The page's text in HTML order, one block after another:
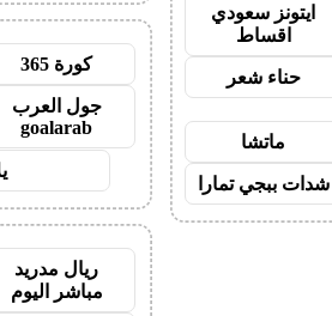
ايتونز سعودي
اقساط
حناء شعر
ماتشا
شدات ببجي تمارا
كورة 365
جول العرب
goalarab
ريال مدريد
مباشر اليوم